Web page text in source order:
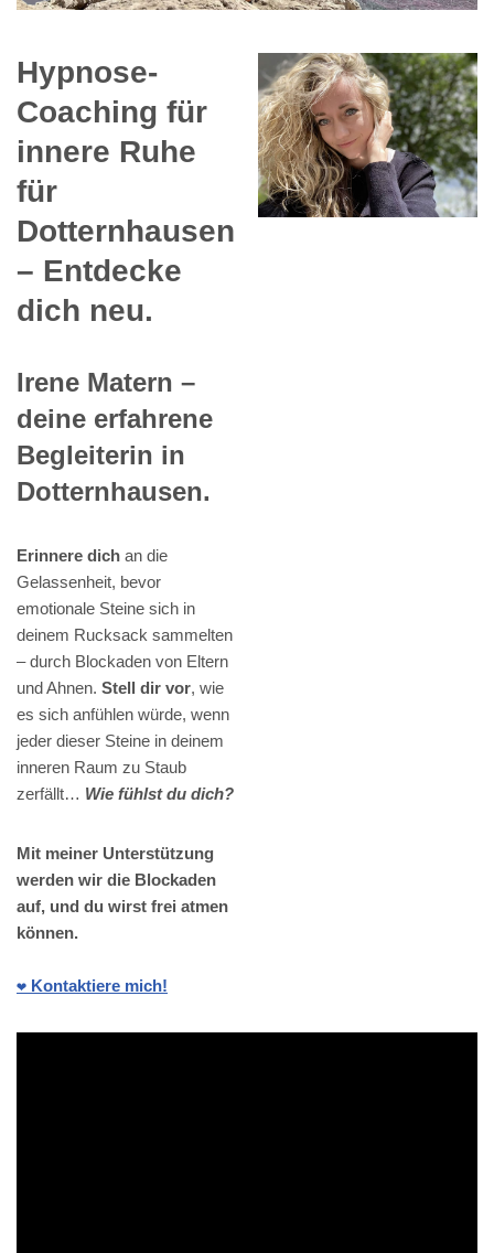
Hypnose-
Coaching für
innere Ruhe
für
Dotternhausen
– Entdecke
dich neu.
Irene Matern –
deine erfahrene
Begleiterin in
Dotternhausen.
Erinnere dich an die
Gelassenheit, bevor
emotionale Steine sich in
deinem Rucksack sammelten
– durch Blockaden von Eltern
und Ahnen. Stell dir vor, wie
es sich anfühlen würde, wenn
jeder dieser Steine in deinem
inneren Raum zu Staub
zerfällt… Wie fühlst du dich?
Mit meiner Unterstützung
werden wir die Blockaden
auf, und du wirst frei atmen
können.
❤️ Kontaktiere mich!